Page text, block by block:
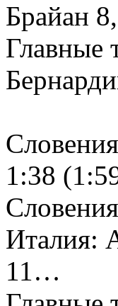
Брайан
Главные
1:38
Италия:
11…